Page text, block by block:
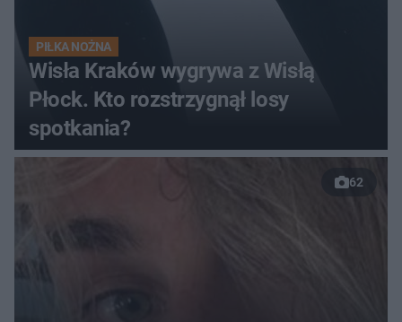
PIŁKA NOŻNA
Wisła Kraków wygrywa z Wisłą
Płock. Kto rozstrzygnął losy
spotkania?
62